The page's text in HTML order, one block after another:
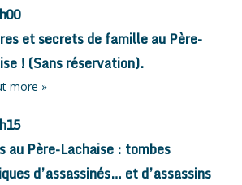
et secrets de famille au Père-
! (Sans réservation).
more »
au Père-Lachaise : tombes
d’assassinés… et d’assassins